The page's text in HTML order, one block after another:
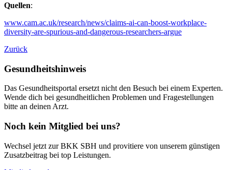
Quellen:
www.cam.ac.uk/research/news/claims-ai-can-boost-workplace-
diversity-are-spurious-and-dangerous-researchers-argue
Zurück
Gesundheitshinweis
Das Gesundheitsportal ersetzt nicht den Besuch bei einem Experten.
Wende dich bei gesundheitlichen Problemen und Fragestellungen
bitte an deinen Arzt.
Noch kein Mitglied bei uns?
Wechsel jetzt zur BKK SBH und provitiere von unserem günstigen
Zusatzbeitrag bei top Leistungen.